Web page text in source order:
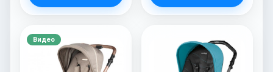
Видео